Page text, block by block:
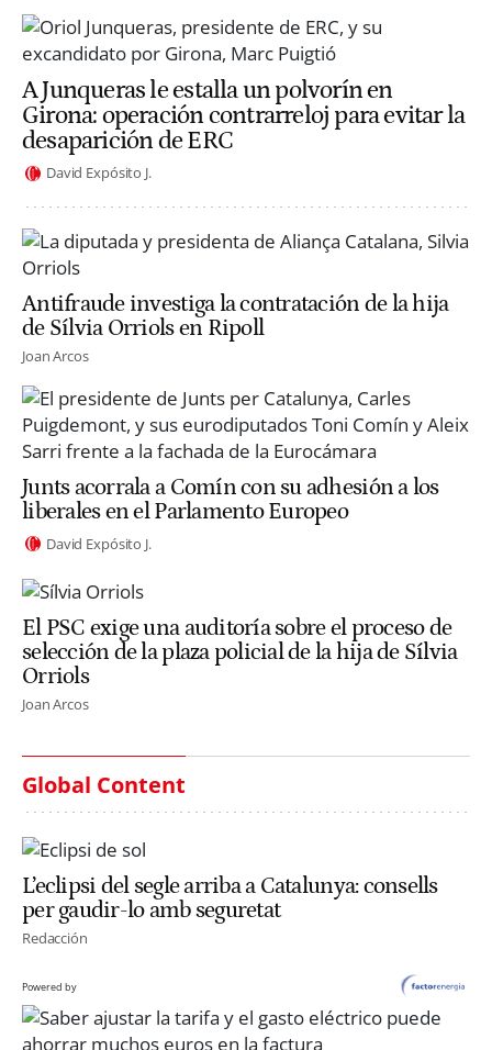
A Junqueras le estalla un polvorín en
Girona: operación contrarreloj para evitar la
desaparición de ERC
David Expósito J.
Antifraude investiga la contratación de la hija
de Sílvia Orriols en Ripoll
Joan Arcos
Junts acorrala a Comín con su adhesión a los
liberales en el Parlamento Europeo
David Expósito J.
El PSC exige una auditoría sobre el proceso de
selección de la plaza policial de la hija de Sílvia
Orriols
Joan Arcos
Global Content
L’eclipsi del segle arriba a Catalunya: consells
per gaudir-lo amb seguretat
Redacción
Powered by